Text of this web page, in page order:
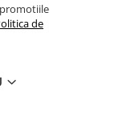
de